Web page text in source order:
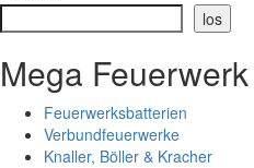
los
Mega Feuerwerk
Feuerwerksbatterien
Verbundfeuerwerke
Knaller, Böller & Kracher